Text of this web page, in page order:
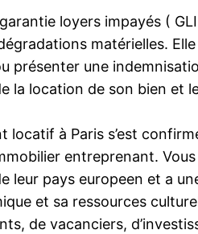
garantie loyers impayés (
matérielles.
présenter une
la location de son bien et
locatif à Paris s’est
entreprenant. Vous
leur pays europeen et a
et sa ressources
de vacanciers,